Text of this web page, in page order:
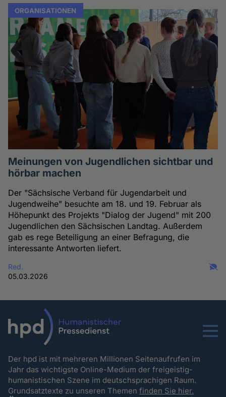
ORGANISATIONEN
Meinungen von Jugendlichen sichtbar und
hörbar machen
Der "Sächsische Verband für Jugendarbeit und
Jugendweihe" besuchte am 18. und 19. Februar als
Höhepunkt des Projekts "Dialog der Jugend" mit 200
Jugendlichen den Sächsischen Landtag. Außerdem
gab es rege Beteiligung an einer Befragung, die
interessante Antworten liefert.
Red.
05.03.2026
Menu
Der hpd ist mit mehreren Millionen Seitenaufrufen im
Jahr das wichtigste Online-Medium der freigeistig-
humanistischen Szene im deutschsprachigen Raum.
Grundsatztexte zu unseren Themenfinden Sie hier.